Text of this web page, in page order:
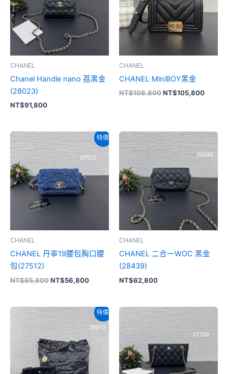
CHANEL
Chanel Handle nano 荔黑金
(28023)
NT$91,800
CHANEL
CHANEL MiniBOY黑金
NT$108,800NT$105,800
特價
CHANEL
CHANEL 丹寧19腰包胸口腰
包(27512)
NT$65,800
原
始
價
格：
NT$65,800。
NT$56,800
目
前
價
格：
NT$56,800。
CHANEL
CHANEL 二合一WOC 黑金
(28439)
NT$62,800
特價
原
始
價
格：
NT$145,800。
目
前
價
NT$138,800。